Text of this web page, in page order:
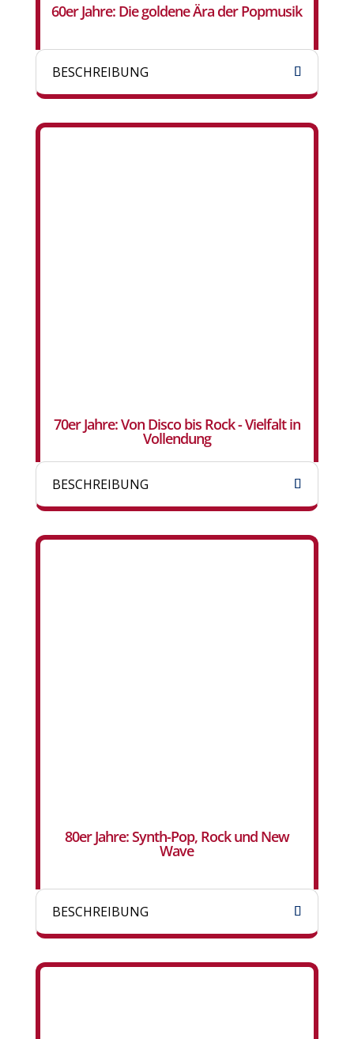
60er Jahre: Die goldene Ära der Popmusik
BESCHREIBUNG
70er Jahre: Von Disco bis Rock - Vielfalt in
Vollendung
BESCHREIBUNG
80er Jahre: Synth-Pop, Rock und New
Wave
BESCHREIBUNG